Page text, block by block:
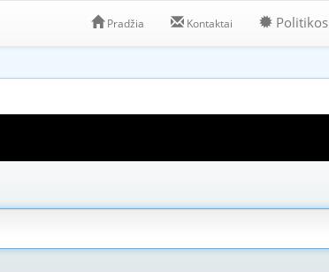
Pradžia Kontaktai Politikos